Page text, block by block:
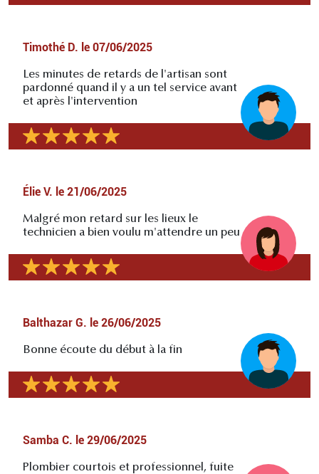
Timothé D. le 07/06/2025
Les minutes de retards de l'artisan sont
pardonné quand il y a un tel service avant
et après l'intervention
Élie V. le 21/06/2025
Malgré mon retard sur les lieux le
technicien a bien voulu m'attendre un peu
Balthazar G. le 26/06/2025
Bonne écoute du début à la fin
Samba C. le 29/06/2025
Plombier courtois et professionnel, fuite